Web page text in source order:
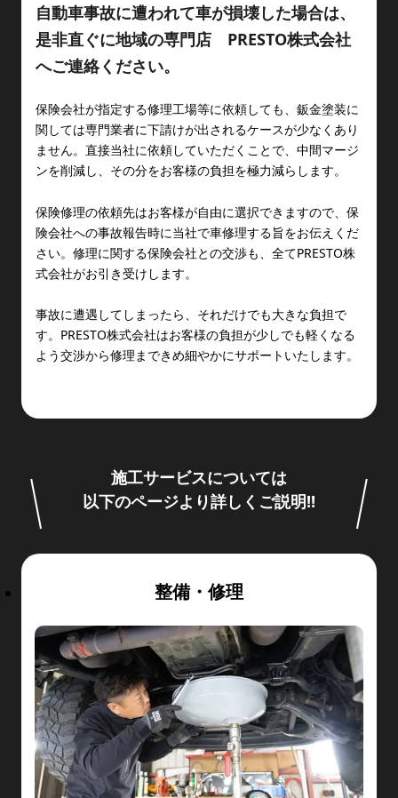
自動車事故に遭われて車が損壊した場合は、
是非直ぐに地域の専門店 PRESTO株式会社
へご連絡ください。
保険会社が指定する修理工場等に依頼しても、鈑金塗装に
関しては専門業者に下請けが出されるケースが少なくあり
ません。直接当社に依頼していただくことで、中間マージ
ンを削減し、その分をお客様の負担を極力減らします。
保険修理の依頼先はお客様が自由に選択できますので、保
険会社への事故報告時に当社で車修理する旨をお伝えくだ
さい。修理に関する保険会社との交渉も、全てPRESTO株
式会社がお引き受けします。
事故に遭遇してしまったら、それだけでも大きな負担で
す。PRESTO株式会社はお客様の負担が少しでも軽くなる
よう交渉から修理まできめ細やかにサポートいたします。
施工サービスについては
以下のページより詳しくご説明!!
整備・修理